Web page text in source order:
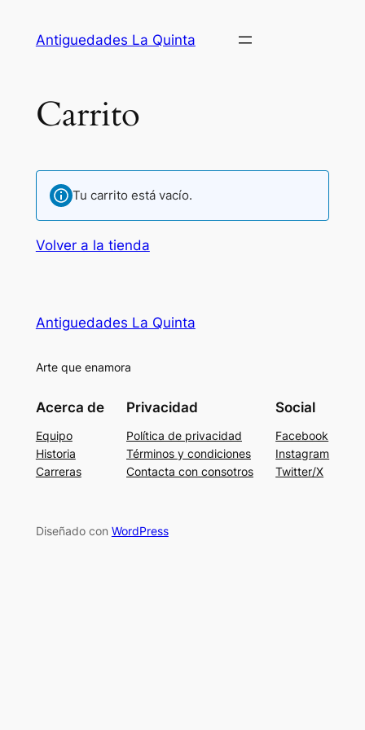
Antiguedades La Quinta
Carrito
Tu carrito está vacío.
Volver a la tienda
Antiguedades La Quinta
Arte que enamora
Acerca de
Equipo
Historia
Carreras
Privacidad
Política de privacidad
Términos y condiciones
Contacta con consotros
Social
Facebook
Instagram
Twitter/X
Diseñado con WordPress